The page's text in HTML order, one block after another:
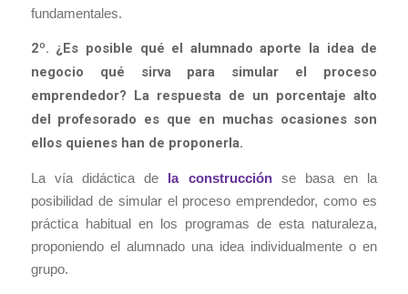
fundamentales.
2º. ¿Es posible qué el alumnado aporte la idea de
negocio qué sirva para simular el proceso
emprendedor? La respuesta de un porcentaje alto
del profesorado es que en muchas ocasiones son
ellos quienes han de proponerla.
La vía didáctica de la construcciónse basa en la
posibilidad de simular el proceso emprendedor, como es
práctica habitual en los programas de esta naturaleza,
proponiendo el alumnado una idea individualmente o en
grupo.